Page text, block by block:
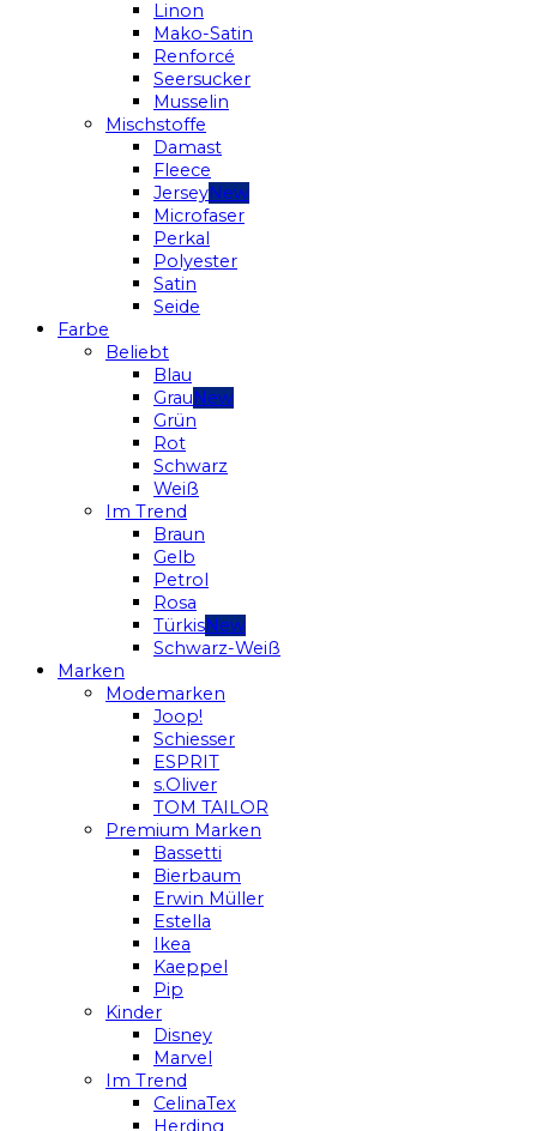
Linon
Mako-Satin
Renforcé
Seersucker
Musselin
Mischstoffe
Damast
Fleece
Jersey
Microfaser
Perkal
Polyester
Satin
Seide
Farbe
Beliebt
Blau
Grau
Grün
Rot
Schwarz
Weiß
Im Trend
Braun
Gelb
Petrol
Rosa
Türkis
Schwarz-Weiß
Marken
Modemarken
Joop!
Schiesser
ESPRIT
s.Oliver
TOM TAILOR
Premium Marken
Bassetti
Bierbaum
Erwin Müller
Estella
Ikea
Kaeppel
Pip
Kinder
Disney
Marvel
Im Trend
CelinaTex
Herding